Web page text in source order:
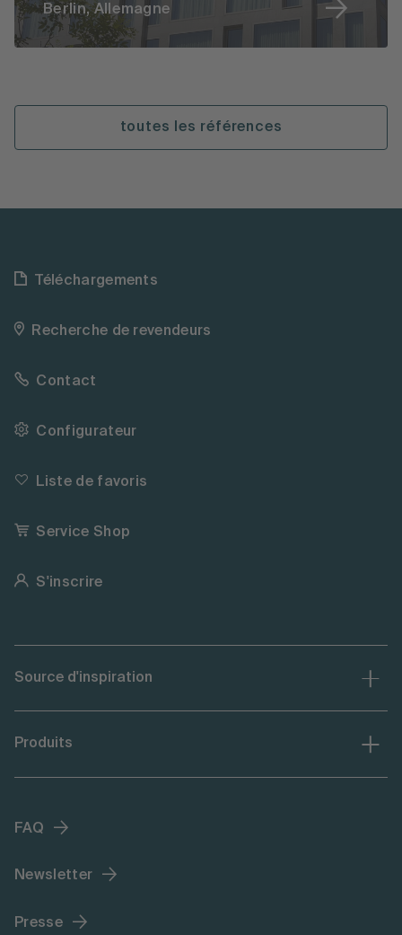
Berlin, Allemagne
toutes les références
Téléchargements
Recherche de revendeurs
Contact
Configurateur
Liste de favoris
Service Shop
S'inscrire
Source d'inspiration
Produits
FAQ
Newsletter
Presse